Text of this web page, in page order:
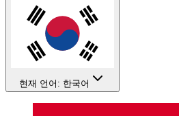
현재 언어: 한국어